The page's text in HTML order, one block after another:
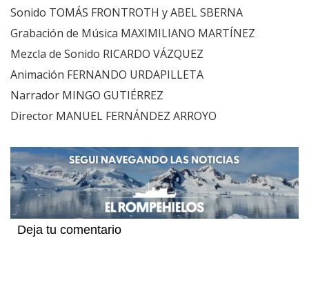
Sonido TOMÁS FRONTROTH y ABEL SBERNA
Grabación de Música MAXIMILIANO MARTÍNEZ
Mezcla de Sonido RICARDO VÁZQUEZ
Animación FERNANDO URDAPILLETA
Narrador MINGO GUTIÉRREZ
Director MANUEL FERNÁNDEZ ARROYO
Deja tu comentario